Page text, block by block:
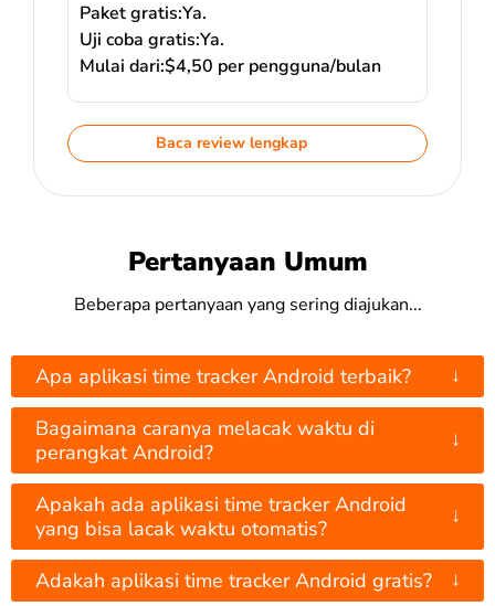
Paket gratis:Ya.
Uji coba gratis:Ya.
Mulai dari:$4,50 per pengguna/bulan
Baca review lengkap
Pertanyaan Umum
Beberapa pertanyaan yang sering diajukan...
Apa aplikasi time tracker Android terbaik? ↓
Bagaimana caranya melacak waktu di
perangkat Android?
↓
Apakah ada aplikasi time tracker Android
yang bisa lacak waktu otomatis?
↓
Adakah aplikasi time tracker Android gratis? ↓